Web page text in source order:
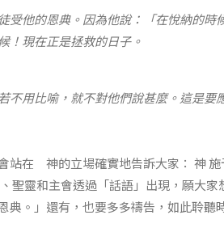
他的恩典。因為他說：「在悅納的時
！現在正是拯救的日子。
不用比喻，就不對他們說甚麼。這是
站在 神的立場確實地告訴大家： 神
聖靈和主會透過「話語」出現，願大
典。」還有，也要多多禱告，如此聆聽